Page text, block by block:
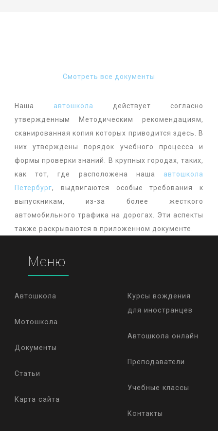
Смотреть все документы
Наша автошкола
действует согласно
утвержденным Методическим рекомендациям,
сканированная копия которых приводится здесь. В
них утверждены порядок учебного процесса и
формы проверки знаний. В крупных городах, таких,
как тот, где расположена наша автошкола
Петербург, выдвигаются особые требования к
выпускникам, из-за более жесткого
автомобильного трафика на дорогах. Эти аспекты
также раскрываются в приложенном документе.
Меню
Автошкола
Мотошкола
Документы
Статьи
Карта сайта
Курсы вождения
для иностранцев
Автошкола онлайн
Преподаватели
Учебные классы
Контакты